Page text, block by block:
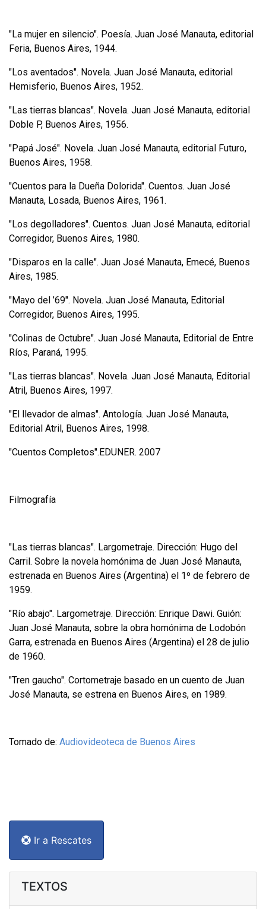
"La mujer en silencio". Poesía. Juan José Manauta, editorial
Feria, Buenos Aires, 1944.
"Los aventados". Novela. Juan José Manauta, editorial
Hemisferio, Buenos Aires, 1952.
"Las tierras blancas". Novela. Juan José Manauta, editorial
Doble P, Buenos Aires, 1956.
"Papá José". Novela. Juan José Manauta, editorial Futuro,
Buenos Aires, 1958.
"Cuentos para la Dueña Dolorida". Cuentos. Juan José
Manauta, Losada, Buenos Aires, 1961.
"Los degolladores". Cuentos. Juan José Manauta, editorial
Corregidor, Buenos Aires, 1980.
"Disparos en la calle". Juan José Manauta, Emecé, Buenos
Aires, 1985.
"Mayo del ’69". Novela. Juan José Manauta, Editorial
Corregidor, Buenos Aires, 1995.
"Colinas de Octubre". Juan José Manauta, Editorial de Entre
Ríos, Paraná, 1995.
"Las tierras blancas". Novela. Juan José Manauta, Editorial
Atril, Buenos Aires, 1997.
"El llevador de almas". Antología. Juan José Manauta,
Editorial Atril, Buenos Aires, 1998.
"Cuentos Completos".EDUNER. 2007
Filmografía
"Las tierras blancas". Largometraje. Dirección: Hugo del
Carril. Sobre la novela homónima de Juan José Manauta,
estrenada en Buenos Aires (Argentina) el 1º de febrero de
1959.
"Río abajo". Largometraje. Dirección: Enrique Dawi. Guión:
Juan José Manauta, sobre la obra homónima de Lodobón
Garra, estrenada en Buenos Aires (Argentina) el 28 de julio
de 1960.
"Tren gaucho". Cortometraje basado en un cuento de Juan
José Manauta, se estrena en Buenos Aires, en 1989.
Tomado de: Audiovideoteca de Buenos Aires
Ir a Rescates
TEXTOS